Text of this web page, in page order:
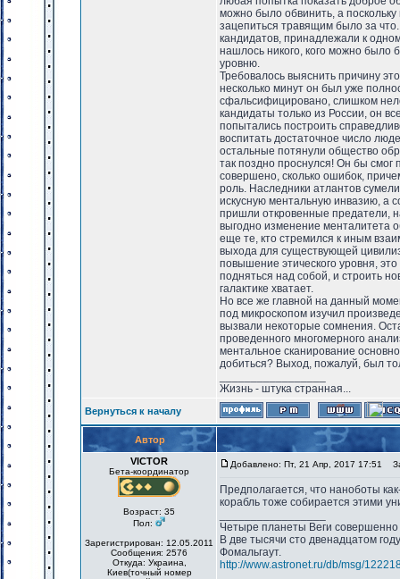
можно было обвинить, а поскольку
зацепиться травящим было за
кандидатов, принадлежали к
нашлось никого, кого можно было
уровню.
Требовалось выяснить причину
несколько минут он был уже
сфальсифицировано, слишком
кандидаты только из России, он
попытались построить
воспитать достаточное число
остальные потянули общество
так поздно проснулся! Он бы смог
совершено, сколько ошибок,
роль. Наследники атлантов
искусную ментальную инвазию, а
пришли откровенные предатели,
выгодно изменение менталитета
еще те, кто стремился к иным
выхода для существующей
повышение этического уровня,
подняться над собой, и строить
галактике хватает.
Но все же главной на данный
под микроскопом изучил
вызвали некоторые сомнения.
проведенного многомерного
ментальное сканирование
добиться? Выход, пожалуй, был
Жизнь - штука странная...
Вернуться к началу
Автор
VICTOR
Бета-координатор
Возраст: 35
Пол:
Зарегистрирован: 12.05.2011
Сообщения: 2576
Откуда: Украина,
Киев(точный номер
Добавлено: Пт, 21 Апр, 2017 17:51
Предполагается, что наноботы
корабль тоже собирается этими
Четыре планеты Веги
В две тысячи сто двенадцатом
Фомальгаут.
http://www.astronet.ru/db/msg/